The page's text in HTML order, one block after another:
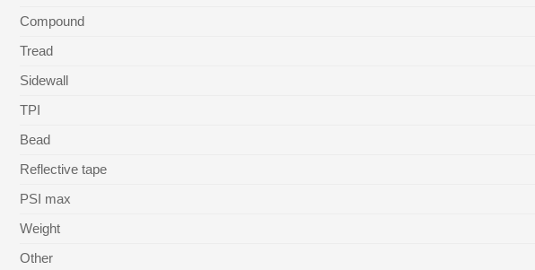
Compound
Tread
Sidewall
TPI
Bead
Reflective tape
PSI max
Weight
Other